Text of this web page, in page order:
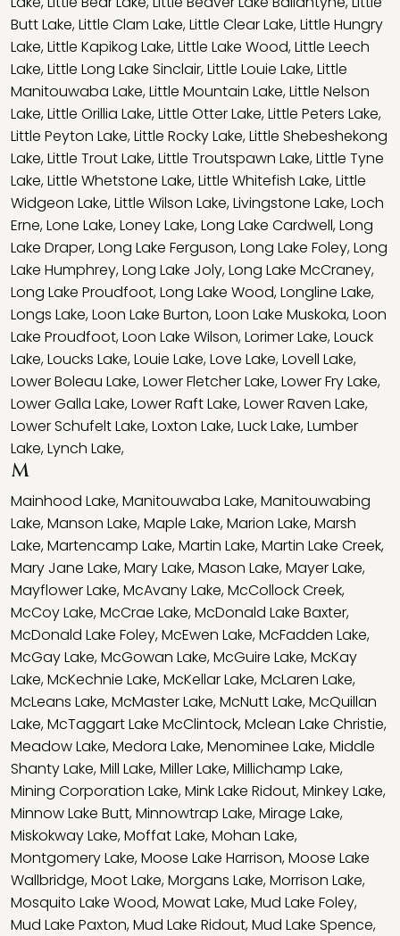
Butt Lake,Little Clam Lake,Little Clear Lake,Little Hungry
Lake,Little Kapikog Lake,Little Lake Wood,Little Leech
Lake,Little Long Lake Sinclair,Little Louie Lake,Little
Manitouwaba Lake,Little Mountain Lake,Little Nelson
Lake,Little Orillia Lake,Little Otter Lake,Little Peters Lake,
Little Peyton Lake,Little Rocky Lake,Little Shebeshekong
Lake,Little Trout Lake,Little Troutspawn Lake,Little Tyne
Lake,Little Whetstone Lake,Little Whitefish Lake,Little
Widgeon Lake,Little Wilson Lake,Livingstone Lake,Loch
Erne,Lone Lake,Loney Lake,Long Lake Cardwell,Long
Lake Draper,Long Lake Ferguson,Long Lake Foley,Long
Lake Humphrey,Long Lake Joly,Long Lake McCraney,
Long Lake Proudfoot,Long Lake Wood,Longline Lake,
Longs Lake,Loon Lake Burton,Loon Lake Muskoka,Loon
Lake Proudfoot,Loon Lake Wilson,Lorimer Lake,Louck
Lake,Loucks Lake,Louie Lake,Love Lake,Lovell Lake,
Lower Boleau Lake,Lower Fletcher Lake,Lower Fry Lake,
Lower Galla Lake,Lower Raft Lake,Lower Raven Lake,
Lower Schufelt Lake,Loxton Lake,Luck Lake,Lumber
Lake,Lynch Lake,
M
Mainhood Lake,Manitouwaba Lake,Manitouwabing
Lake,Manson Lake,Maple Lake,Marion Lake,Marsh
Lake,Martencamp Lake,Martin Lake,Martin Lake Creek,
Mary Jane Lake,Mary Lake,Mason Lake,Mayer Lake,
Mayflower Lake,McAvany Lake,McCollock Creek,
McCoy Lake,McCrae Lake,McDonald Lake Baxter,
McDonald Lake Foley,McEwen Lake,McFadden Lake,
McGay Lake,McGowan Lake,McGuire Lake,McKay
Lake,McKechnie Lake,McKellar Lake,McLaren Lake,
McLeans Lake,McMaster Lake,McNutt Lake,McQuillan
Lake,McTaggart Lake McClintock,Mclean Lake Christie,
Meadow Lake,Medora Lake,Menominee Lake,Middle
Shanty Lake,Mill Lake,Miller Lake,Millichamp Lake,
Mining Corporation Lake,Mink Lake Ridout,Minkey Lake,
Minnow Lake Butt,Minnowtrap Lake,Mirage Lake,
Miskokway Lake,Moffat Lake,Mohan Lake,
Montgomery Lake,Moose Lake Harrison,Moose Lake
Wallbridge,Moot Lake,Morgans Lake,Morrison Lake,
Mosquito Lake Wood,Mowat Lake,Mud Lake Foley,
Mud Lake Paxton,Mud Lake Ridout,Mud Lake Spence,